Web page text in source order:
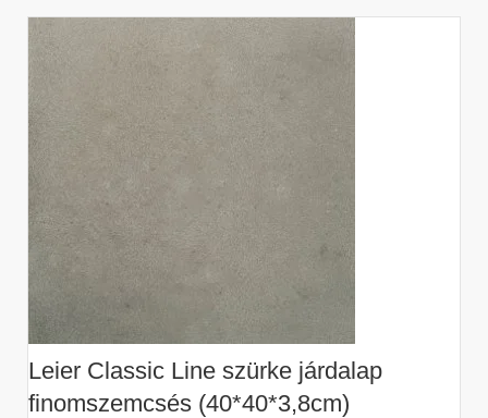
Leier Classic Line szürke járdalap
finomszemcsés (40*40*3,8cm)